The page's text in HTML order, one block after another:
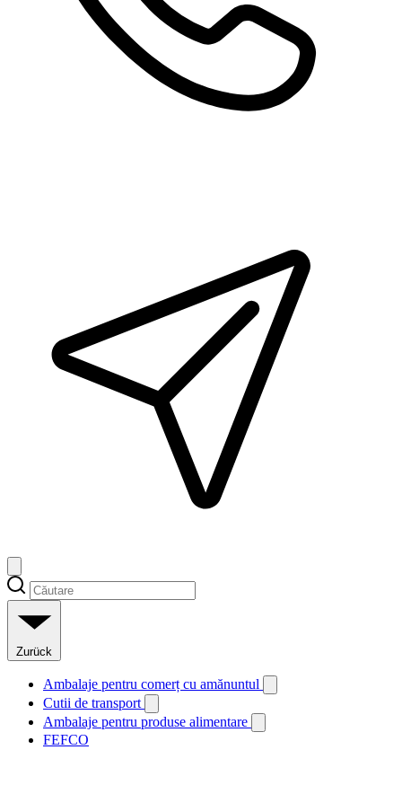
Zurück
Ambalaje pentru comerț cu amănuntul
Cutii de transport
Ambalaje pentru produse alimentare
FEFCO